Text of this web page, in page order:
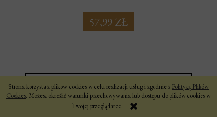
Strona korzysta z plików cookies w celu realizacji usług i zgodnie z Polityką Plików
Cookies. Możesz określić warunki przechowywania lub dostępu do plików cookies w
Twojej przeglądarce.
57,99 ZŁ